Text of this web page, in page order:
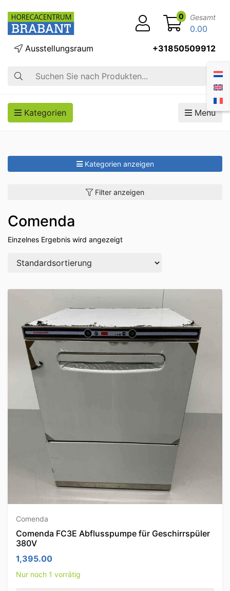
Suche
Ausstellungsraum +31850509912
0 Gesamt
0.00
Kategorien Menü
Kategorien anzeigen
Filter anzeigen
Comenda
Einzelnes Ergebnis wird angezeigt
Comenda
Comenda FC3E Abflusspumpe für Geschirrspüler
380V
1,395.00
Nur noch 1 vorrätig